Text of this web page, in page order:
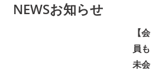
NEWSお知らせ
【会
員も
未会